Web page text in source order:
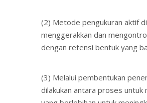
(2) Metode pengukuran aktif
menggerakkan dan
dengan retensi bentuk yang
(3) Melalui pembentukan
dilakukan antara proses untuk